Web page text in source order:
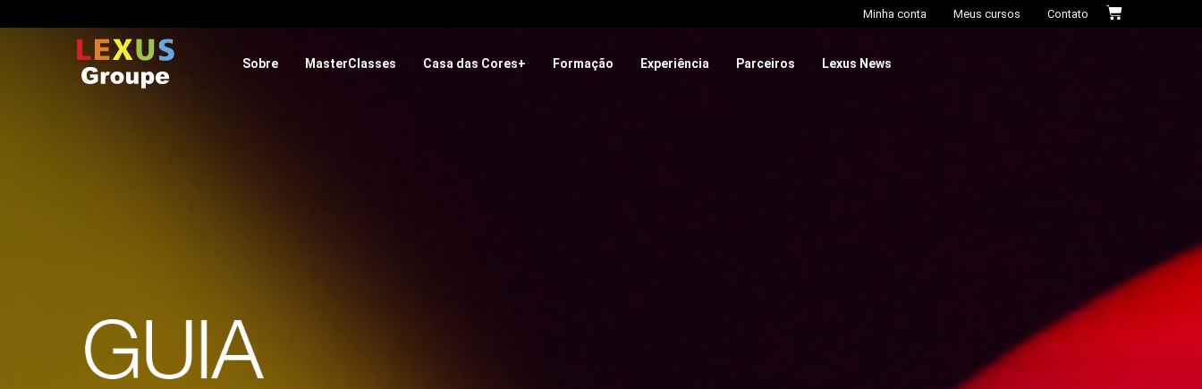
Minha conta Meus cursos Contato
Sobre MasterClasses Casa das Cores+ Formação Experiência Parceiros Lexus News​